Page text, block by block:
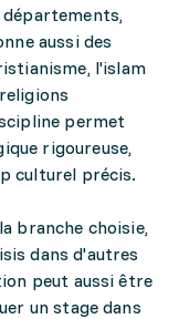
aussi des
l'islam
permet
rigoureuse,
culturel précis.
branche choisie,
dans d'autres
peut aussi être
un stage dans